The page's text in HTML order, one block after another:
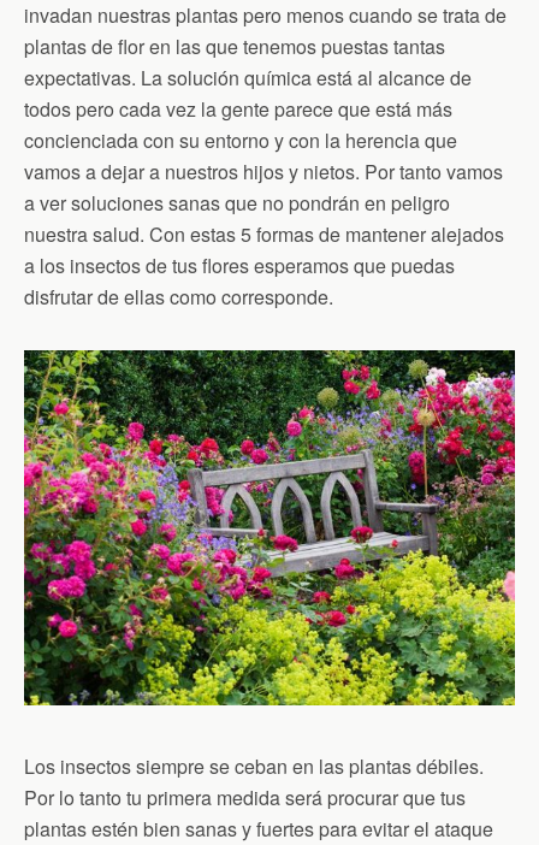
invadan nuestras plantas pero menos cuando se trata de
plantas de flor en las que tenemos puestas tantas
expectativas. La solución química está al alcance de
todos pero cada vez la gente parece que está más
concienciada con su entorno y con la herencia que
vamos a dejar a nuestros hijos y nietos. Por tanto vamos
a ver soluciones sanas que no pondrán en peligro
nuestra salud. Con estas 5 formas de mantener alejados
a los insectos de tus flores esperamos que puedas
disfrutar de ellas como corresponde.
Los insectos siempre se ceban en las plantas débiles.
Por lo tanto tu primera medida será procurar que tus
plantas estén bien sanas y fuertes para evitar el ataque